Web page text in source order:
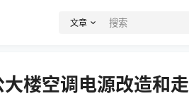
文章
楼空调电源改造和走